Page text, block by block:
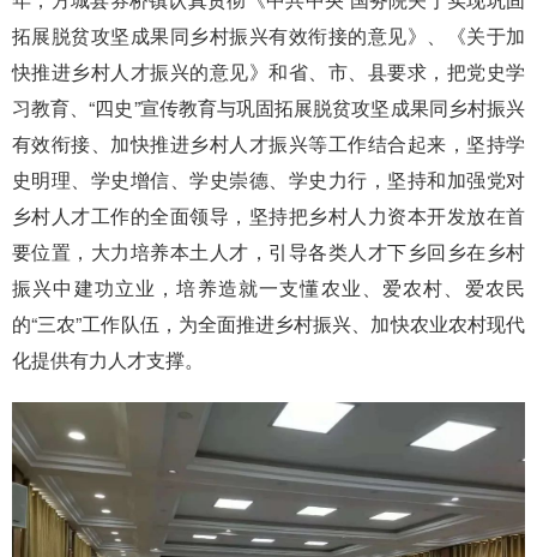
拓展脱贫攻坚成果同乡村振兴有效衔接的意见》、《关于加
快推进乡村人才振兴的意见》和省、市、县要求，把党史学
习教育、“四史”宣传教育与巩固拓展脱贫攻坚成果同乡村振兴
有效衔接、加快推进乡村人才振兴等工作结合起来，坚持学
史明理、学史增信、学史崇德、学史力行，坚持和加强党对
乡村人才工作的全面领导，坚持把乡村人力资本开发放在首
要位置，大力培养本土人才，引导各类人才下乡回乡在乡村
振兴中建功立业，培养造就一支懂农业、爱农村、爱农民
的“三农”工作队伍，为全面推进乡村振兴、加快农业农村现代
化提供有力人才支撑。